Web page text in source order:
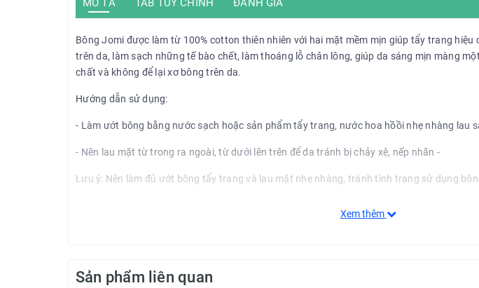
MÔ TẢ TAB TÙY CHỈNH ĐÁNH GIÁ
Bông Jomi được làm từ 100% cotton thiên nhiên với hai mặt mềm mịn giúp tẩy trang hiệu
trên da, làm sạch những tế bào chết, làm thoáng lỗ chân lông, giúp da sáng mịn màng
chất và không để lại xơ bông trên da.
Hướng dẫn sử dụng:
- Làm ướt bông bằng nước sạch hoặc sản phẩm tẩy trang, nước hoa hồồi nhẹ nhàng lau
- Nên lau mặt từ trong ra ngoài, từ dưới lên trên để da tránh bị chảy xệ, nếp nhăn -
Lưu ý: Nên làm đủ ướt bông tẩy trang và lau mặt nhẹ nhàng, tránh tình trạng sử dụng
Xem thêm
Sản phẩm liên quan